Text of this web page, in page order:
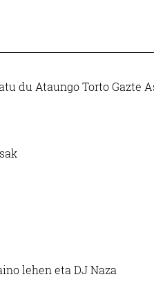
du Ataungo Torto Gazte
lehen eta DJ Naza